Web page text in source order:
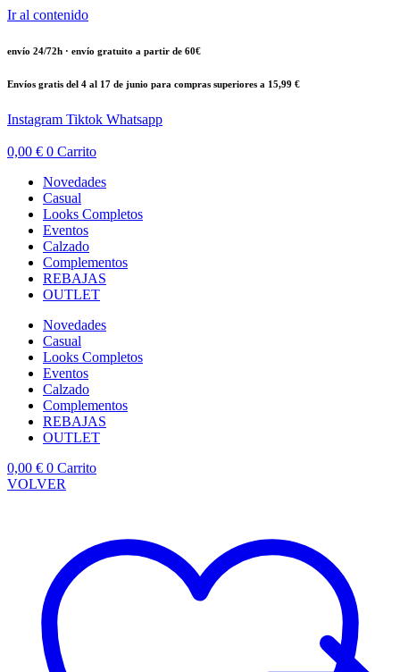
Ir al contenido
envío 24/72h · envío gratuito a partir de 60€
Envíos gratis del 4 al 17 de junio para compras superiores a 15,99 €
Instagram Tiktok Whatsapp
0,00 € 0 Carrito
Novedades
Casual
Looks Completos
Eventos
Calzado
Complementos
REBAJAS
OUTLET
Novedades
Casual
Looks Completos
Eventos
Calzado
Complementos
REBAJAS
OUTLET
0,00 € 0 Carrito
VOLVER